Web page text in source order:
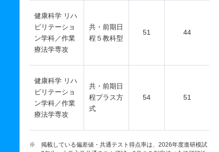
健康科学 リハ
ビリテーショ
ン学科／作業
療法学専攻
共・前期日
程５教科型
51 44
健康科学 リハ
ビリテーショ
ン学科／作業
療法学専攻
共・前期日
程プラス方
式
54 51
※ 掲載している偏差値・共通テスト得点率は、2026年度進研模試